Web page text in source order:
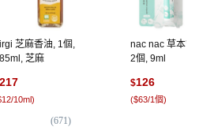
芝麻香油, 1個,
芝麻
217
10ml)
(671)
nac nac 草本舒
2個, 9ml
$126
($63/1個)